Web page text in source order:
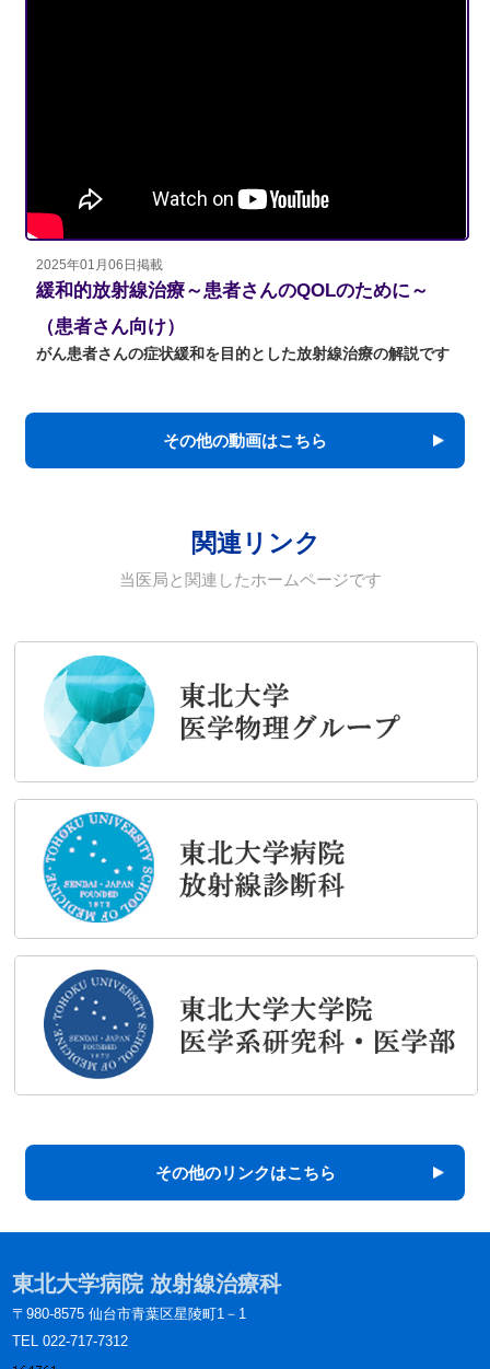
2025年01月06日掲載
緩和的放射線治療～患者さんのQOLのために～
（患者さん向け）
がん患者さんの症状緩和を目的とした放射線治療の解説です
その他の動画はこちら
関連リンク
当医局と関連したホームページです
その他のリンクはこちら
東北大学病院 放射線治療科
〒980-8575 仙台市青葉区星陵町1－1
TEL 022-717-7312